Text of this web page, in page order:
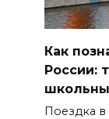
Как
России:
Поездка